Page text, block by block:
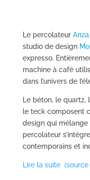
Le percolateur
studio de design
expresso.
machine à café
dans l’univers de
Le béton, le quartz,
le teck composent
design qui
percolateur
contemporains et
Lire la suite